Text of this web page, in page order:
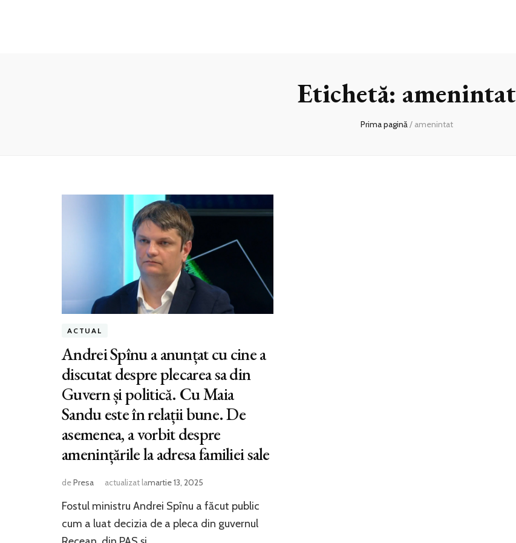
Etichetă: amenintat
Prima pagină/ amenintat
ACTUAL
Andrei Spînu a anunțat cu cine a
discutat despre plecarea sa din
Guvern și politică. Cu Maia
Sandu este în relații bune. De
asemenea, a vorbit despre
amenințările la adresa familiei sale
dePresa actualizat lamartie 13, 2025
Fostul ministru Andrei Spînu a făcut public
cum a luat decizia de a pleca din guvernul